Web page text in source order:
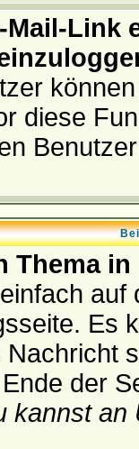
Mail-Link
diese
Thema
Es
der
kannst